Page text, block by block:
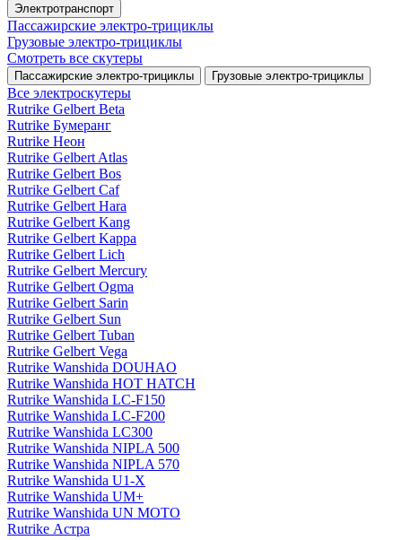
Электротранспорт
Пассажирские электро‑трициклы
Грузовые электро‑трициклы
Смотреть все скутеры
Пассажирские электро‑трициклы Грузовые электро‑трициклы
Все электро­скутеры
Rutrike Gelbert Beta
Rutrike Бумеранг
Rutrike Неон
Rutrike Gelbert Atlas
Rutrike Gelbert Bos
Rutrike Gelbert Caf
Rutrike Gelbert Hara
Rutrike Gelbert Kang
Rutrike Gelbert Kappa
Rutrike Gelbert Lich
Rutrike Gelbert Mercury
Rutrike Gelbert Ogma
Rutrike Gelbert Sarin
Rutrike Gelbert Sun
Rutrike Gelbert Tuban
Rutrike Gelbert Vega
Rutrike Wanshida DOUHAO
Rutrike Wanshida HOT HATCH
Rutrike Wanshida LC-F150
Rutrike Wanshida LC-F200
Rutrike Wanshida LC300
Rutrike Wanshida NIPLA 500
Rutrike Wanshida NIPLA 570
Rutrike Wanshida U1-X
Rutrike Wanshida UM+
Rutrike Wanshida UN MOTO
Rutrike Астра